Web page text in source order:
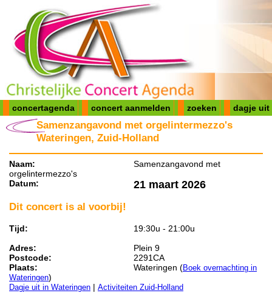
concertagenda concert aanmelden zoeken dagje uit
Samenzangavond met orgelintermezzo's
Wateringen, Zuid-Holland
Naam:
Samenzangavond met
orgelintermezzo's
Datum:
21 maart 2026
Dit concert is al voorbij!
Tijd:
19:30u - 21:00u
Adres:
Plein 9
Postcode:
2291CA
Plaats:
Wateringen (Boek overnachting in
Wateringen)
Dagje uit in Wateringen | Activiteiten Zuid-Holland